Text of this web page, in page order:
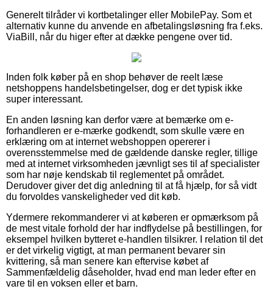
Generelt tilråder vi kortbetalinger eller MobilePay. Som et
alternativ kunne du anvende en afbetalingsløsning fra f.eks.
ViaBill, når du higer efter at dække pengene over tid.
Inden folk køber på en shop behøver de reelt læse
netshoppens handelsbetingelser, dog er det typisk ikke
super interessant.
En anden løsning kan derfor være at bemærke om e-
forhandleren er e-mærke godkendt, som skulle være en
erklæring om at internet webshoppen opererer i
overensstemmelse med de gældende danske regler, tillige
med at internet virksomheden jævnligt ses til af specialister
som har nøje kendskab til reglementet på området.
Derudover giver det dig anledning til at få hjælp, for så vidt
du forvoldes vanskeligheder ved dit køb.
Ydermere rekommanderer vi at køberen er opmærksom på
de mest vitale forhold der har indflydelse på bestillingen, for
eksempel hvilken bytteret e-handlen tilsikrer. I relation til det
er det virkelig vigtigt, at man permanent bevarer sin
kvittering, så man senere kan eftervise købet af
Sammenfældelig dåseholder, hvad end man leder efter en
vare til en voksen eller et barn.